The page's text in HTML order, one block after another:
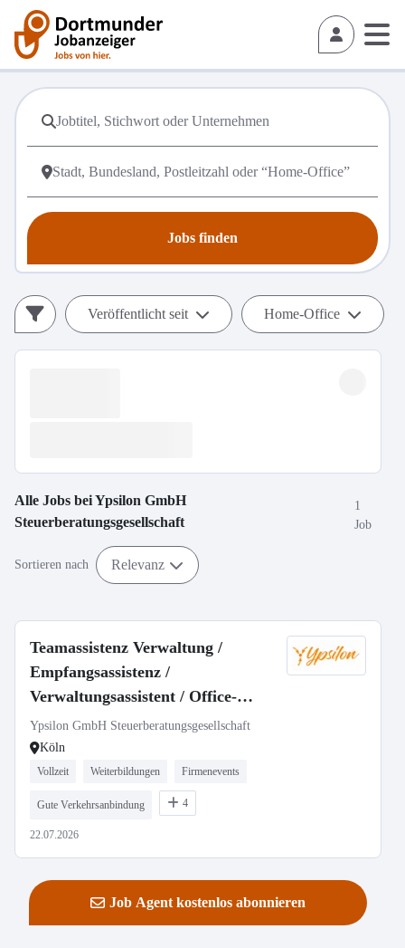
Jobs finden
Veröffentlicht seit Home-Office
Alle Jobs beiYpsilon GmbH
Steuerberatungsgesellschaft
1
Job
Sortieren nach Relevanz
Teamassistenz Verwaltung /
Empfangsassistenz /
Verwaltungsassistent / Office-
Manager (m/w/d)
Ypsilon GmbH Steuerberatungsgesellschaft
Köln
Vollzeit Weiterbildungen Firmenevents
Gute Verkehrsanbindung 4
22.07.2026
Job Agent kostenlos abonnieren